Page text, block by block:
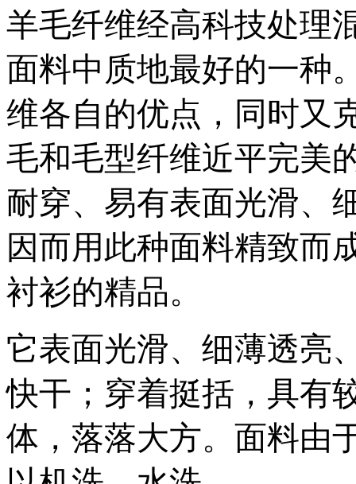
羊毛纤维经高科技处理
面料中质地最好的一种
维各自的优点，同时又
毛和毛型纤维近平完美
耐穿、易有表面光滑、
因而用此种面料精致而
衬衫的精品。
它表面光滑、细薄透亮
快干；穿着挺括，具有
体，落落大方。面料由